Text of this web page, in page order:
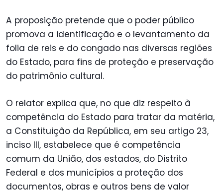
A proposição pretende que o poder público
promova a identificação e o levantamento da
folia de reis e do congado nas diversas regiões
do Estado, para fins de proteção e preservação
do patrimônio cultural.
O relator explica que, no que diz respeito à
competência do Estado para tratar da matéria,
a Constituição da República, em seu artigo 23,
inciso III, estabelece que é competência
comum da União, dos estados, do Distrito
Federal e dos municípios a proteção dos
documentos, obras e outros bens de valor